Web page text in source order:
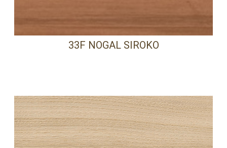
33F NOGAL SIROKO